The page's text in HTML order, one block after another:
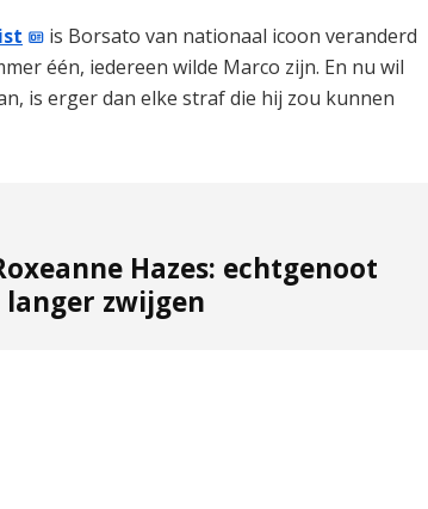
is Borsato van nationaal icoon veranderd
één, iedereen wilde Marco zijn. En nu wil
is erger dan elke straf die hij zou kunnen
Hazes: echtgenoot
zwijgen